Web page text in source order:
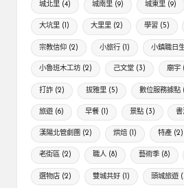
城北里 (4) 城南里(9) 城東里(9)
大坑里 (1) 大里里(2) 學習(5)
宗教信仰 (2) 小旅行(1) 小鎮職日
小魯班木工坊 (2) 己文堂(3) 廟宇
打詐 (2) 拔雅里(5) 數位服務據點
旅遊 (6) 早餐(1) 景點(3) 書
漢陽北管劇團 (2) 烘焙(1) 特產(2)
老街區 (2) 職人(8) 藝術季(8)
選物店 (2) 雙城共好(1) 頭城旅遊